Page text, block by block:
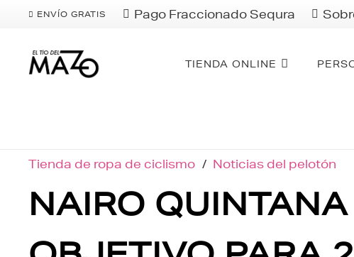
ENVÍO GRATIS Pago Fraccionado Sequra
TIENDA ONLINE
Tienda de ropa de ciclismo / Noticias del pelotón
NAIRO